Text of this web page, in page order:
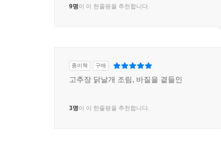
9명이 이 한줄평을 추천합니다.
종이책 구매
고추장 닭날개 조림, 바질을 곁들인
3명이 이 한줄평을 추천합니다.